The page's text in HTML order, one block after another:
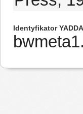
Identyfikator YADDA